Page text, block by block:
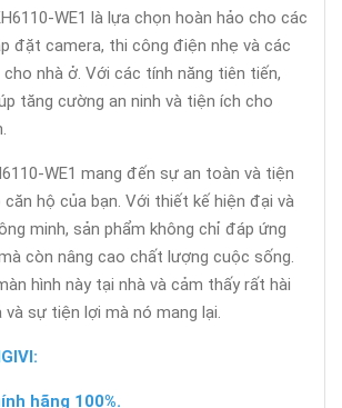
WE1 là lựa chọn hoàn hảo cho các
đặt camera, thi công điện nhẹ và các
cho nhà ở. Với các tính năng tiên tiến,
tăng cường an ninh và tiện ích cho
WE1 mang đến sự an toàn và tiện
hộ của bạn. Với thiết kế hiện đại và
minh, sản phẩm không chỉ đáp ứng
còn nâng cao chất lượng cuộc sống.
hình này tại nhà và cảm thấy rất hài
và sự tiện lợi mà nó mang lại.
hãng 100%.